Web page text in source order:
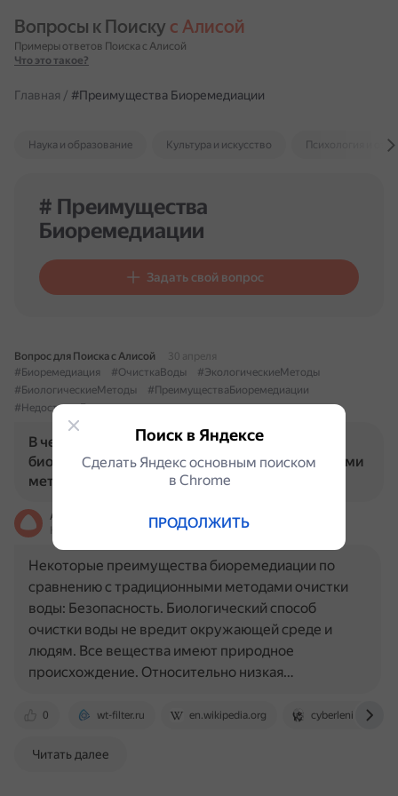
Вопросы к Поиску с Алисой
Примеры ответов Поиска с Алисой
Что это такое?
Главная / #Преимущества Биоремедиации
Наука и образование Культура и искусство Психология и
# Преимущества
Биоремедиации
Задать свой вопрос
Вопрос для Поиска с Алисой
30 апреля
#Биоремедиация
#ОчисткаВоды
#ЭкологическиеМетоды
#БиологическиеМетоды
#ПреимуществаБиоремедиации
#НедостаткиБиоремедиации
В чем преимущества и недостатки
биоремедиации по сравнению с традиционными
методами очистки воды?
Алиса
На основе источников, возможны неточности
0 wt-filter.ru en.wikipedia.org cyberleninka.ru
Некоторые преимущества биоремедиации по
сравнению с традиционными методами очистки
воды: Безопасность. Биологический способ
очистки воды не вредит окружающей среде и
людям. Все вещества имеют природное
происхождение. Относительно низкая…
Читать далее
Поиск в Яндексе
Сделать Яндекс основным поиском
в Сhrome
ПРОДОЛЖИТЬ